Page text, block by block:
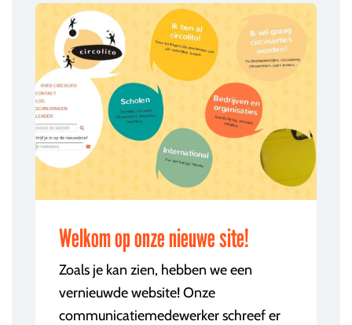
Welkom op onze nieuwe site!
Zoals je kan zien, hebben we een
vernieuwde website! Onze
communicatiemedewerker schreef er